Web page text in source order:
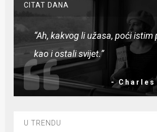
CITAT DANA
“Ah, kakvog li užasa, poći istim
kao i ostali svijet.”
- Charles
U TRENDU